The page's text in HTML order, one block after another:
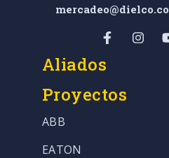
mercadeo@dielco.co
Aliados
Proyectos
ABB
EATON